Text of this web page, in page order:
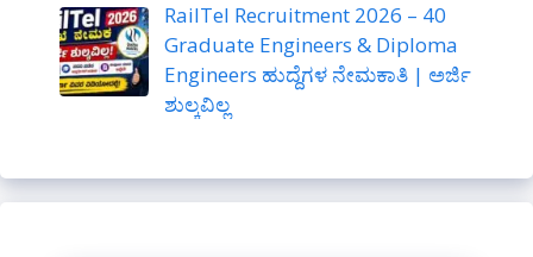
RailTel Recruitment 2026 – 40
Graduate Engineers & Diploma
Engineers ಹುದ್ದೆಗಳ ನೇಮಕಾತಿ | ಅರ್ಜಿ
ಶುಲ್ಕವಿಲ್ಲ